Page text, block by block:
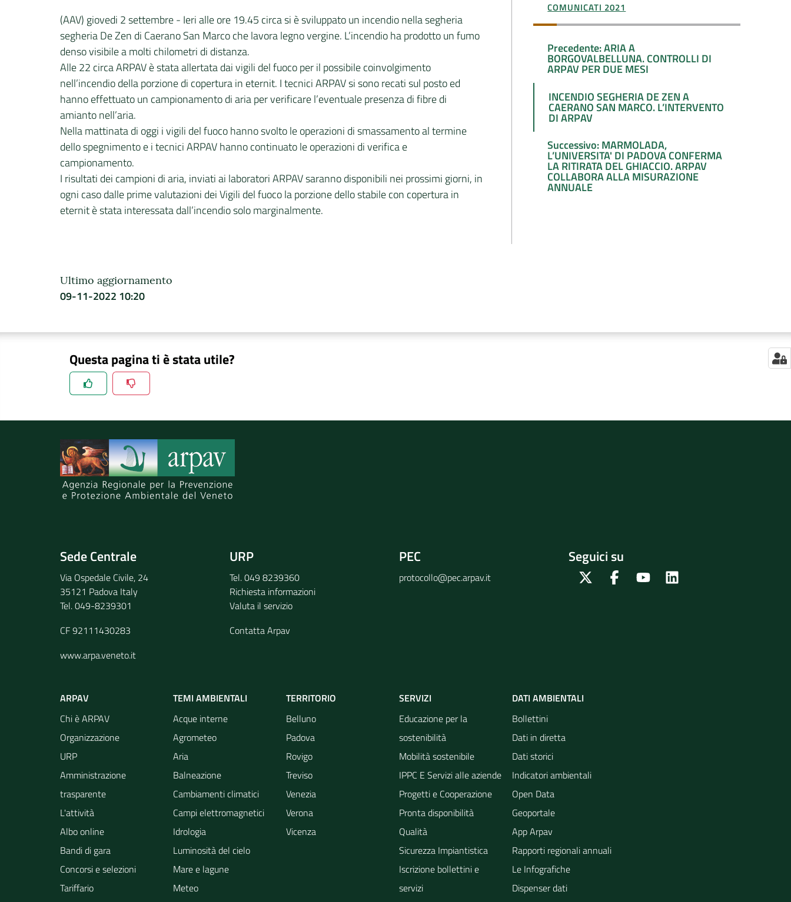
(AAV) giovedi 2 settembre - Ieri alle ore 19.45 circa si è sviluppato un incendio nella segheria
segheria De Zen di Caerano San Marco che lavora legno vergine. L’incendio ha prodotto un fumo
denso visibile a molti chilometri di distanza.
Alle 22 circa ARPAV è stata allertata dai vigili del fuoco per il possibile coinvolgimento
nell’incendio della porzione di copertura in eternit. I tecnici ARPAV si sono recati sul posto ed
hanno effettuato un campionamento di aria per verificare l’eventuale presenza di fibre di
amianto nell’aria.
Nella mattinata di oggi i vigili del fuoco hanno svolto le operazioni di smassamento al termine
dello spegnimento e i tecnici ARPAV hanno continuato le operazioni di verifica e
campionamento.
I risultati dei campioni di aria, inviati ai laboratori ARPAV saranno disponibili nei prossimi giorni, in
ogni caso dalle prime valutazioni dei Vigili del fuoco la porzione dello stabile con copertura in
eternit è stata interessata dall’incendio solo marginalmente.
COMUNICATI 2021
Precedente: ARIA A
BORGOVALBELLUNA. CONTROLLI DI
ARPAV PER DUE MESI
INCENDIO SEGHERIA DE ZEN A
CAERANO SAN MARCO. L’INTERVENTO
DI ARPAV
Successivo: MARMOLADA,
L’UNIVERSITA' DI PADOVA CONFERMA
LA RITIRATA DEL GHIACCIO. ARPAV
COLLABORA ALLA MISURAZIONE
ANNUALE
Ultimo aggiornamento
09-11-2022 10:20
Questa pagina ti è stata utile?
Spiegaci perchè, e aiutaci a migliorare il servizio
Sede Centrale
Via Ospedale Civile, 24
35121 Padova Italy
Tel. 049-8239301
CF 92111430283
www.arpa.veneto.it
URP
Tel. 049 8239360
Richiesta informazioni
Valuta il servizio
Contatta Arpav
PEC
protocollo@pec.arpav.it
Seguici su
Twitter FacebookYoutube
ARPAV
Chi è ARPAV
Organizzazione
URP
Amministrazione
trasparente
L'attività
Albo online
Bandi di gara
Concorsi e selezioni
Tariffario
TEMI AMBIENTALI
Acque interne
Agrometeo
Aria
Balneazione
Cambiamenti climatici
Campi elettromagnetici
Idrologia
Luminosità del cielo
Mare e lagune
Meteo
TERRITORIO
Belluno
Padova
Rovigo
Treviso
Venezia
Verona
Vicenza
SERVIZI
Educazione per la
sostenibilità
Mobilità sostenibile
IPPC E Servizi alle aziende
Progetti e Cooperazione
Pronta disponibilità
Qualità
Sicurezza Impiantistica
Iscrizione bollettini e
servizi
DATI AMBIENTALI
Bollettini
Dati in diretta
Dati storici
Indicatori ambientali
Open Data
Geoportale
App Arpav
Rapporti regionali annuali
Le Infografiche
Dispenser dati